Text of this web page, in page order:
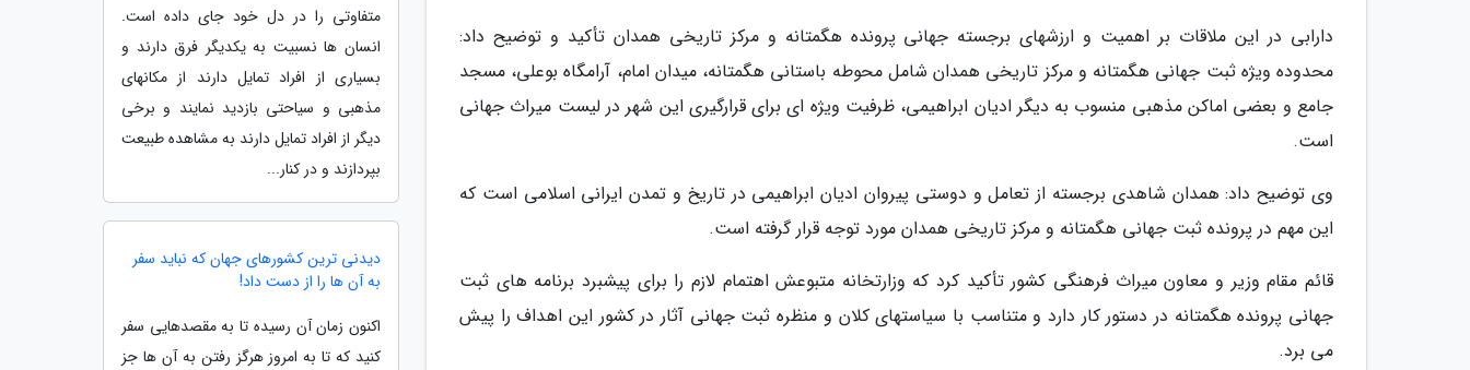
دارابی در این ملاقات بر اهمیت و ارزشهای برجسته جهانی پرونده هگمتانه و مرکز تاریخی همدان تأکید و توضیح داد:
محدوده ویژه ثبت جهانی هگمتانه و مرکز تاریخی همدان شامل محوطه باستانی هگمتانه، میدان امام، آرامگاه بوعلی، مسجد
جامع و بعضی اماکن مذهبی منسوب به دیگر ادیان ابراهیمی، ظرفیت ویژه ای برای قرارگیری این شهر در لیست میراث جهانی
است.
وی توضیح داد: همدان شاهدی برجسته از تعامل و دوستی پیروان ادیان ابراهیمی در تاریخ و تمدن ایرانی اسلامی است که
این مهم در پرونده ثبت جهانی هگمتانه و مرکز تاریخی همدان مورد توجه قرار گرفته است.
قائم مقام وزیر و معاون میراث فرهنگی کشور تأکید کرد که وزارتخانه متبوعش اهتمام لازم را برای پیشبرد برنامه های ثبت
جهانی پرونده هگمتانه در دستور کار دارد و متناسب با سیاستهای کلان و منظره ثبت جهانی آثار در کشور این اهداف را پیش
می برد.
متفاوتی را در دل خود جای داده است.
انسان ها نسبیت به یکدیگر فرق دارند و
بسیاری از افراد تمایل دارند از مکانهای
مذهبی و سیاحتی بازدید نمایند و برخی
دیگر از افراد تمایل دارند به مشاهده طبیعت
بپردازند و در کنار...
دیدنی ترین کشورهای جهان که نباید سفر
به آن ها را از دست داد!
اکنون زمان آن رسیده تا به مقصدهایی سفر
کنید که تا به امروز هرگز رفتن به آن ها جز